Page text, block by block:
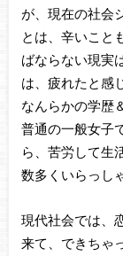
が、現在の社会
とは、辛いこと
ばならない現実
は、疲れたと感
なんらかの学歴
普通の一般女子
ら、苦労して生
数多くいらっし
現代社会では、
来て、できちゃ